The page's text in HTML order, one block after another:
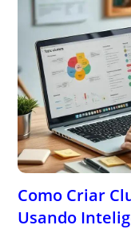
Como Criar
Usando